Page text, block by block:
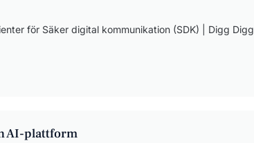
för Säker digital kommunikation (SDK) | Digg Digg
AI-plattform